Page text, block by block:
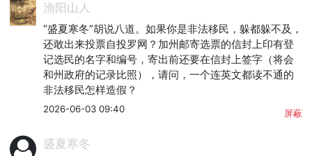
渔阳山人
“盛夏寒冬”胡说八道。如果你是非法移民，躲都躲不及，
还敢出来投票自投罗网？加州邮寄选票的信封上印有登
记选民的名字和编号，寄出前还要在信封上签字（将会
和州政府的记录比照），请问，一个连英文都读不通的
非法移民怎样造假？
2026-06-03 09:40 屏蔽
盛夏寒冬